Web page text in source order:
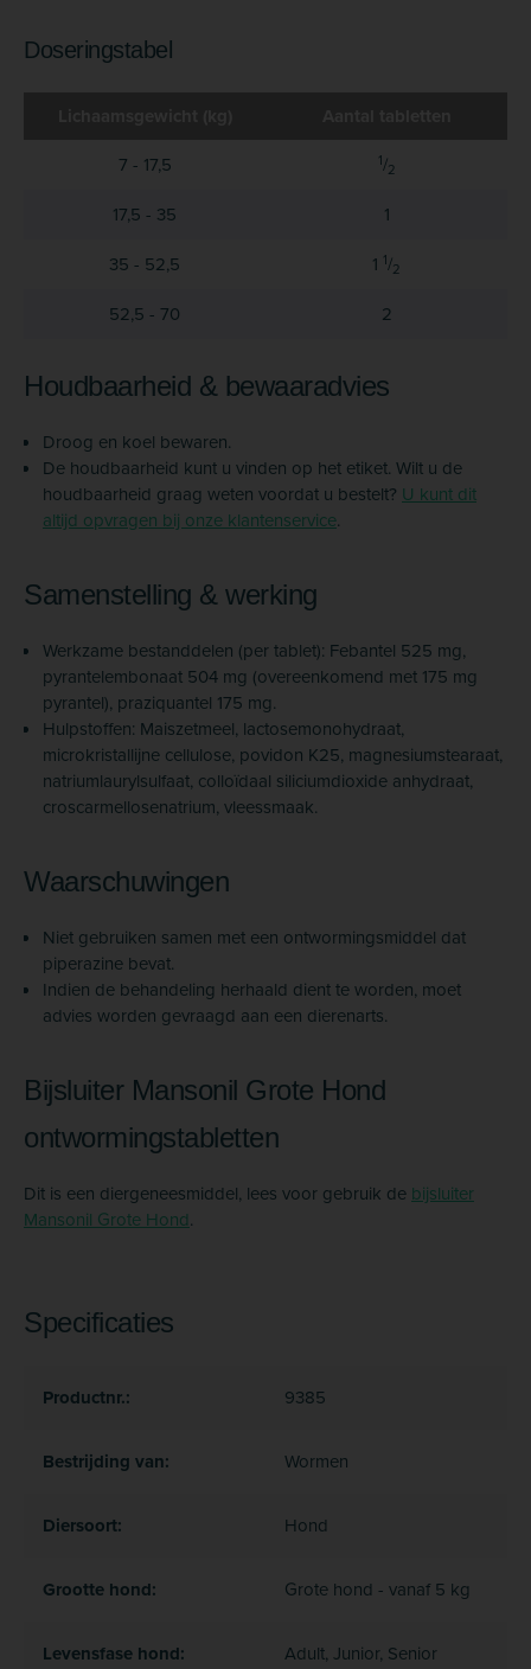
Doseringstabel
7 - 17,5 1/2
17,5 - 35
1
35 - 52,5
1 1/2
52,5 - 70 2
Houdbaarheid & bewaaradvies
Droog en koel bewaren.
De houdbaarheid kunt u vinden op het etiket. Wilt u de
houdbaarheid graag weten voordat u bestelt? U kunt dit
altijd opvragen bij onze klantenservice.
Samenstelling & werking
Werkzame bestanddelen (per tablet): Febantel 525 mg,
pyrantelembonaat 504 mg (overeenkomend met 175 mg
pyrantel), praziquantel 175 mg.
Hulpstoffen: Maiszetmeel, lactose­monohydraat,
microkristallijne cellulose, povidon K25, magnesium­stearaat,
natriumlauryl­sulfaat, colloïdaal siliciumdioxide anhydraat,
croscarmellose­natrium, vleessmaak.
Waarschuwingen
Niet gebruiken samen met een ontwormingsmiddel dat
piperazine bevat.
Indien de behandeling herhaald dient te worden, moet
advies worden gevraagd aan een dierenarts.
Bijsluiter Mansonil Grote Hond
ontwormingstabletten
Dit is een diergeneesmiddel, lees voor gebruik de bijsluiter
Mansonil Grote Hond.
Specificaties
Productnr.: 9385
Bestrijding van: Wormen
Diersoort: Hond
Grootte hond: Grote hond - vanaf 5 kg
Levensfase hond: Adult, Junior, Senior